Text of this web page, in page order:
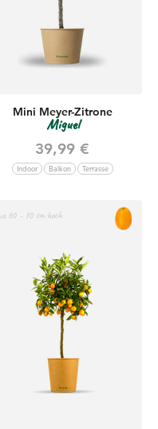
Mini Meyer-Zitrone
Miguel
Angebot
39,99 €
Indoor Balkon Terrasse
60 - 70 cm hoch